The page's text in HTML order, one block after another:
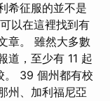
希征服的並不是
以在這裡找到有
章。 雖然大多數
道，至少有 11 起
。 39 個州都有校
州、加利福尼亞